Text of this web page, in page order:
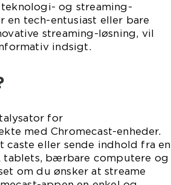
og streaming-
en tech-entusiast eller bare
streaming-løsning, vil
indsigt.
for
med Chromecast-enheder.
eller sende indhold fra en
tablets, bærbare computere og
om du ønsker at streame